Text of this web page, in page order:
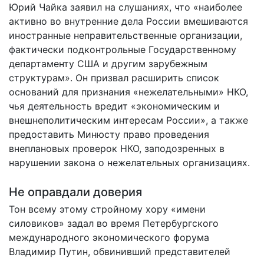
Юрий Чайка заявил на слушаниях, что «наиболее
активно во внутренние дела России вмешиваются
иностранные неправительственные организации,
фактически подконтрольные Государственному
департаменту США и другим зарубежным
структурам». Он призвал расширить список
оснований для признания «нежелательными» НКО,
чья деятельность вредит «экономическим и
внешнеполитическим интересам России», а также
предоставить Минюсту право проведения
внеплановых проверок НКО, заподозренных в
нарушении закона о нежелательных организациях.
Не оправдали доверия
Тон всему этому стройному хору «имени
силовиков» задал во время Петербургского
международного экономического форума
Владимир Путин, обвинивший представителей